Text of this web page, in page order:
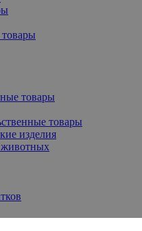
товары
товары
изделия